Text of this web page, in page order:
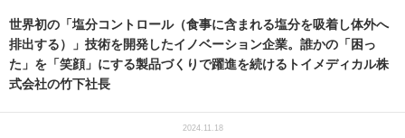
世界初の「塩分コントロール（食事に含まれる塩分を吸着し体外へ
排出する）」技術を開発したイノベーション企業。誰かの「困っ
た」を「笑顔」にする製品づくりで躍進を続けるトイメディカル株
式会社の竹下社長
2024.11.18